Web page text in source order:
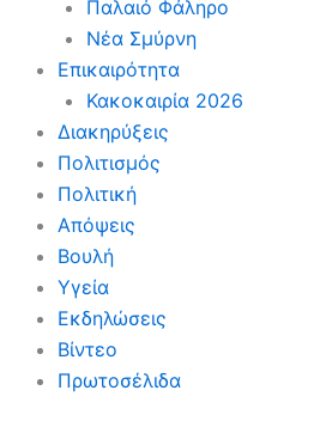
Παλαιό Φάληρο
Νέα Σμύρνη
Επικαιρότητα
Κακοκαιρία 2026
Διακηρύξεις
Πολιτισμός
Πολιτική
Απόψεις
Βουλή
Υγεία
Εκδηλώσεις
Βίντεο
Πρωτοσέλιδα